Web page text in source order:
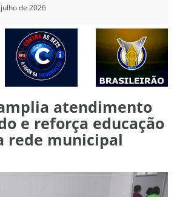
de 2026
atendimento
e reforça educação
rede municipal